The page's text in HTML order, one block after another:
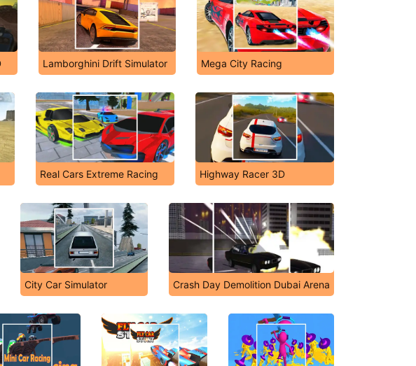
Lamborghini Drift Simulator Mega City Racing
Real Cars Extreme Racing Highway Racer 3D
City Car Simulator Crash Day Demolition Dubai Arena